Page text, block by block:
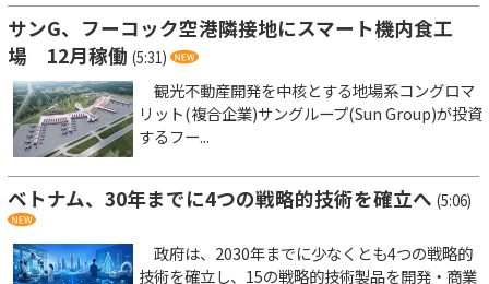
サンG、フーコック空港隣接地にスマート機内食工
場 12月稼働 (5:31)
観光不動産開発を中核とする地場系コングロマ
リット(複合企業)サングループ(Sun Group)が投資
するフー...
ベトナム、30年までに4つの戦略的技術を確立へ (5:06)
政府は、2030年までに少なくとも4つの戦略的
技術を確立し、15の戦略的技術製品を開発・商業